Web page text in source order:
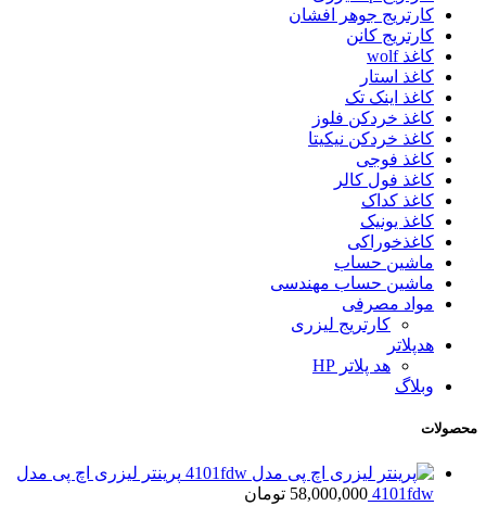
کارتریج جوهر افشان
کارتریج کانن
کاغذ wolf
کاغذ استار
کاغذ اینک تک
کاغذ خردکن فلوز
کاغذ خردکن نیکیتا
کاغذ فوجی
کاغذ فول کالر
کاغذ کداک
کاغذ یونیک
کاغذخوراکی
ماشین حساب
ماشین حساب مهندسی
مواد مصرفی
کارتریج لیزری
هدپلاتر
هد پلاتر HP
وبلاگ
محصولات
پرینتر لیزری اچ پی مدل
4101fdw
58,000,000 تومان